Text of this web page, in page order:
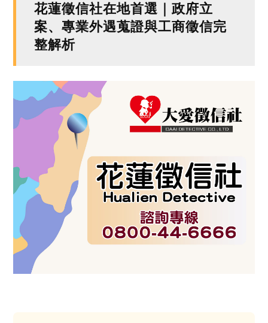
花蓮徵信社在地首選｜政府立
案、專業外遇蒐證與工商徵信完
整解析